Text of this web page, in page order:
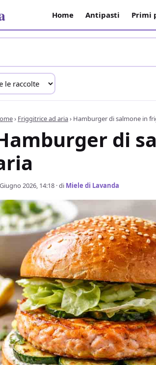
Home Antipasti Primi
› Friggitrice ad aria› Hamburger di salmone in
di
2026, 14:18 · di Miele di Lavanda